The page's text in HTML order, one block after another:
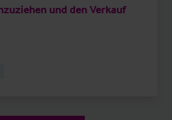
und den Verkauf